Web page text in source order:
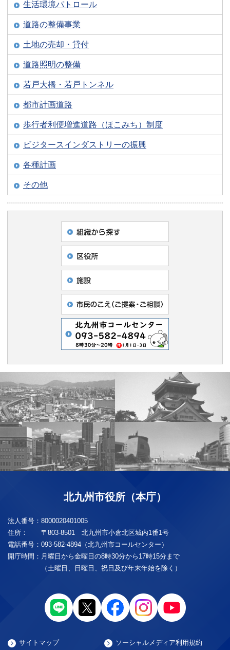
生活環境パトロール
道路の整備事業
土地の売却・貸付
道路照明の整備
若戸大橋・若戸トンネル
都市計画道路
歩行者利便増進道路（ほこみち）制度
ビジタースインダストリーの振興
各種計画
その他
北九州市役所（本庁）
法人番号： 8000020401005
住所：
〒803-8501 北九州市小倉北区城内1番1号
電話番号： 093-582-4894（北九州市コールセンター）
開庁時間： 月曜日から金曜日の8時30分から17時15分まで
（土曜日、日曜日、祝日及び年末年始を除く）
サイトマップ ソーシャルメディア利用規約